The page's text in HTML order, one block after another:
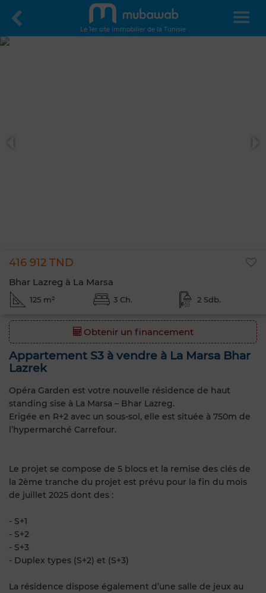
Le 1er site immobilier de la Tunisie
416 912 TND
Bhar Lazreg à La Marsa
125 m² 3 Ch. 2 Sdb.
Obtenir un financement
Appartement S3 à vendre à La Marsa Bhar
Lazrek
Opéra Garden est votre nouvelle résidence de haut
standing sise à La Marsa – Bhar Lazreg.
Erigée en R+2 avec un sous-sol, elle est située à 750m de
l’hypermarché Carrefour.
Le projet se compose de 5 blocs et la remise des clés de
la 2ème tranche du projet est prévu pour la fin du mois
de juillet 2025 dont des :
- S+1
- S+2
- S+3
- Duplex types (S+2) et (S+3)
La résidence dispose également d’une salle de jeux au